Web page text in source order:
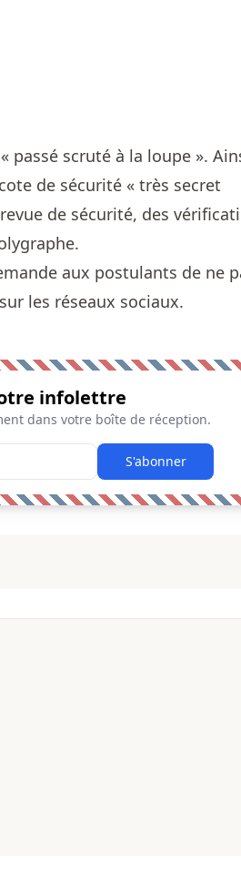
passé scruté à la loupe ».
de sécurité « très secret
de sécurité, des
aux postulants de ne
les réseaux sociaux.
infolettre
dans votre boîte de réception.
S'abonner